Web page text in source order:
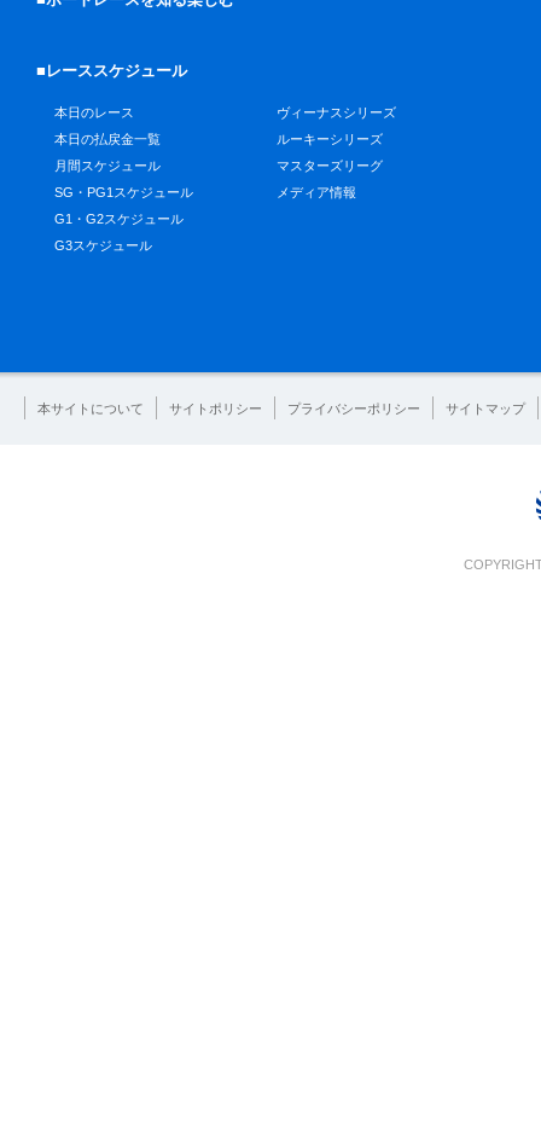
■レーススケジュール
本日のレース
本日の払戻金一覧
月間スケジュール
SG・PG1スケジュール
G1・G2スケジュール
G3スケジュール
ヴィーナスシリーズ
ルーキーシリーズ
マスターズリーグ
メディア情報
本サイトについて サイトポリシー プライバシーポリシー サイトマップ